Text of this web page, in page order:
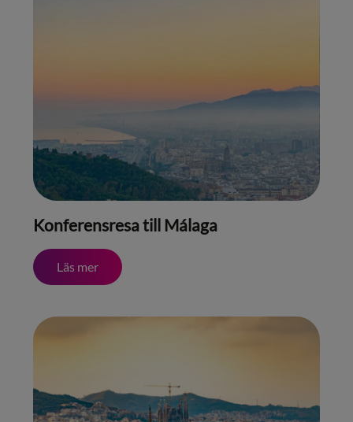
Konferensresa till Málaga
Läs mer